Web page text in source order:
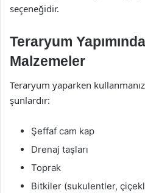
seçeneğidir.
Teraryum
Malzemeler
Teraryum yaparken
şunlardır:
Şeffaf cam kap
Drenaj taşları
Toprak
Bitkiler (sukulentler,